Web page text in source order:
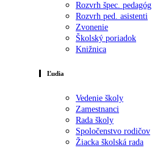
Rozvrh špec. pedagóg
Rozvrh ped. asistenti
Zvonenie
Školský poriadok
Knižnica
Ľudia
Vedenie školy
Zamestnanci
Rada školy
Spoločenstvo rodičov
Žiacka školská rada